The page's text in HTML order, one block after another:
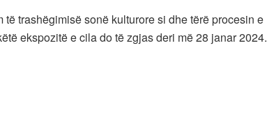
trashëgimisë sonë kulturore si dhe tërë procesin e
ekspozitë e cila do të zgjas deri më 28 janar 2024.